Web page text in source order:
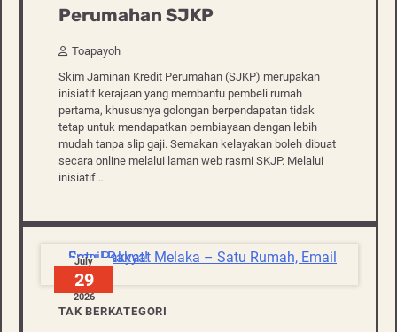
Perumahan SJKP
Toapayoh
Skim Jaminan Kredit Perumahan (SJKP) merupakan
inisiatif kerajaan yang membantu pembeli rumah
pertama, khususnya golongan berpendapatan tidak
tetap untuk mendapatkan pembiayaan dengan lebih
mudah tanpa slip gaji. Semakan kelayakan boleh dibuat
secara online melalui laman web rasmi SKJP. Melalui
inisiatif…
July
29
2026
TAK BERKATEGORI